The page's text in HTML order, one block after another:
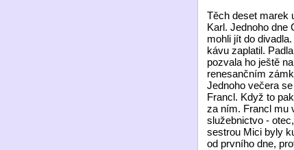
Těch deset marek
Karl. Jednoho dne
mohli jít do
kávu zaplatil.
pozvala ho ještě
renesančním
Jednoho večera
Francl. Když to
za ním. Francl mu
služebnictvo -
sestrou Mici byly
od prvního dne,